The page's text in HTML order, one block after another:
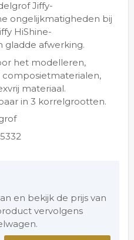
Jiffy-
ongelijkmatigheden bij
HiShine-
gladde afwerking.
het modelleren,
materiaal.
in 3 korrelgrootten.
en bekijk de prijs van
vervolgens